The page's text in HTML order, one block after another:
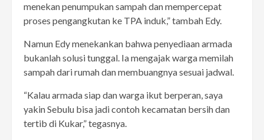
menekan penumpukan sampah dan mempercepat
proses pengangkutan ke TPA induk,” tambah Edy.
Namun Edy menekankan bahwa penyediaan armada
bukanlah solusi tunggal. Ia mengajak warga memilah
sampah dari rumah dan membuangnya sesuai jadwal.
“Kalau armada siap dan warga ikut berperan, saya
yakin Sebulu bisa jadi contoh kecamatan bersih dan
tertib di Kukar,” tegasnya.